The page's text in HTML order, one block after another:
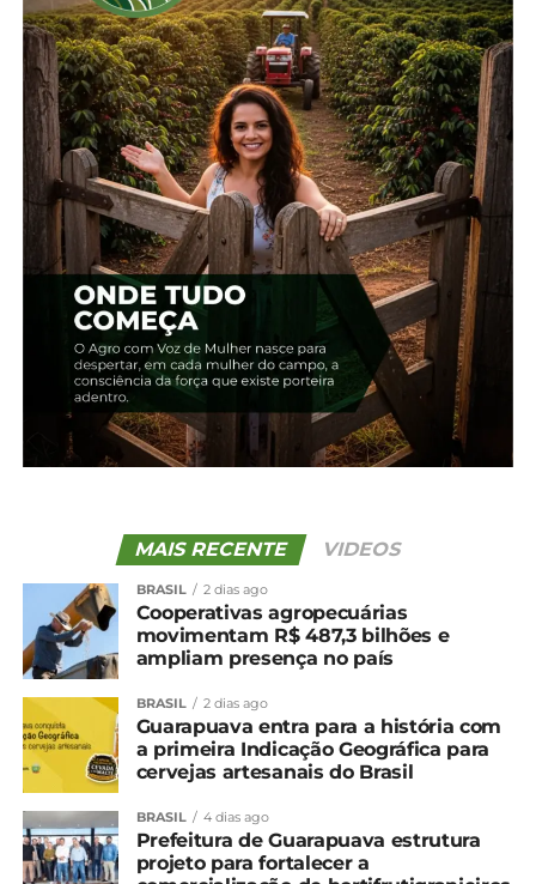
2023/2024
NÃO PERCA
Pedágios: Concessionárias iniciam operação
nas rodovias dos lotes 1 e 2 do Paraná
MAIS RECENTE VIDEOS
BRASIL 2 dias ago
Cooperativas agropecuárias
movimentam R$ 487,3 bilhões e
ampliam presença no país
BRASIL 2 dias ago
Guarapuava entra para a história com
a primeira Indicação Geográfica para
cervejas artesanais do Brasil
BRASIL 4 dias ago
Prefeitura de Guarapuava estrutura
projeto para fortalecer a